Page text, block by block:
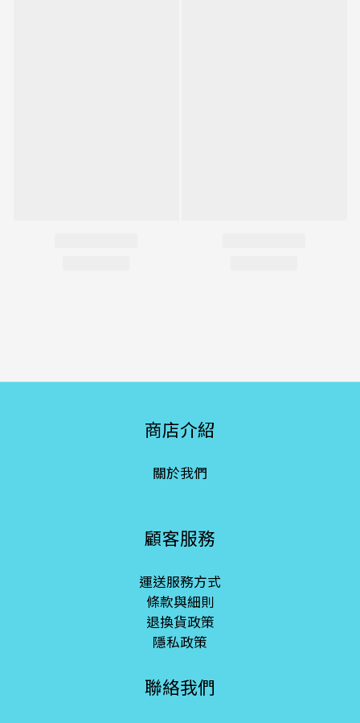
商店介紹
關於我們
顧客服務
運送服務方式
條款與細則
退換貨政策
隱私政策
聯絡我們